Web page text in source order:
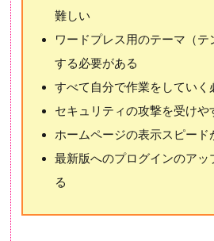
難しい
ワードプレス用のテーマ（テ
する必要がある
すべて自分で作業をしていく
セキュリティの攻撃を受けや
ホームページの表示スピード
最新版へのプログインのアッ
る